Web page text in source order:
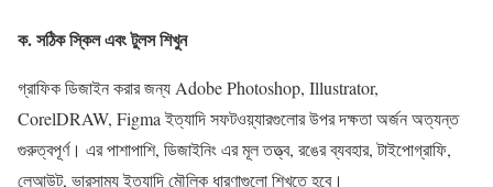
ক. সঠিক স্কিল এবং টুলস শিখুন
গ্রাফিক ডিজাইন করার জন্য Adobe Photoshop, Illustrator,
CorelDRAW, Figma ইত্যাদি সফটওয়্যারগুলোর উপর দক্ষতা অর্জন অত্যন্ত
গুরুত্বপূর্ণ। এর পাশাপাশি, ডিজাইনিং এর মূল তত্ত্ব, রঙের ব্যবহার, টাইপোগ্রাফি,
লেআউট, ভারসাম্য ইত্যাদি মৌলিক ধারণাগুলো শিখতে হবে।